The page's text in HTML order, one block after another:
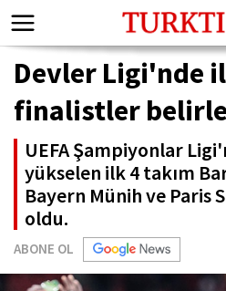
Devler Ligi'nde
finalistler
UEFA Şampiyonlar
yükselen ilk 4 takım
Bayern Münih ve Paris
oldu.
ABONE OL